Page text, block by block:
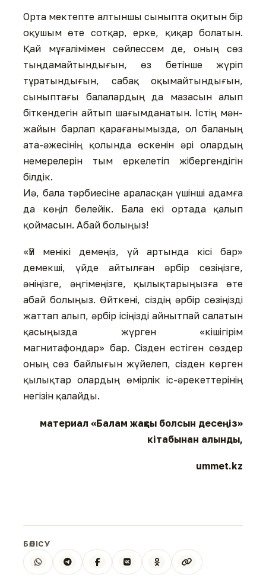
Орта мектепте алтыншы сыныпта оқитын бір
оқушым өте сотқар, ерке, қиқар болатын.
Қай мұғалімімен сөйлессем де, оның сөз
тыңдамайтындығын, өз бетінше жүріп
тұратындығын, сабақ оқымайтындығын,
сыныптағы балалардың да мазасын алып
біткендегін айтып шағымданатын. Істің мән-
жайын барлап қарағанымызда, ол баланың
ата-әжесінің қолында өскенін әрі олардың
немерелерін тым еркелетіп жібергендігін
білдік.
Иә, бала тәрбиесіне араласқан үшінші адамға
да көңіл бөлейік. Бала екі ортада қалып
қоймасын. Абай болыңыз!
«Үй менікі демеңіз, үй артында кісі бар»
демекші, үйде айтылған әрбір сөзіңізге,
әніңізге, әңгімеңізге, қылықтарыңызға өте
абай болыңыз. Өйткені, сіздің әрбір сөзіңізді
жаттап алып, әрбір ісіңізді айнытпай салатын
қасыңызда жүрген «кішігірім
магнитафондар» бар. Сізден естіген сөздер
оның сөз байлығын жүйелеп, сізден көрген
қылықтар олардың өмірлік іс-әрекеттерінің
негізін қалайды.
материал «Балам жақсы болсын десеңіз»
кітабынан алынды,
ummet.kz
БӨЛІСУ